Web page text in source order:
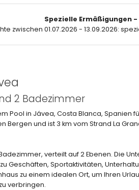
Spezielle Ermäßigungen
zwischen 01.07.2026 - 13.09.2026:
2 Badezimmer
Pool in Jávea, Costa Blanca, Spanien
Bergen und ist 3 km vom Strand La
verteilt auf 2 Ebenen. Die
Geschäften, Sportaktivitäten,
zu einem idealen Ort, um Ihren
verbringen.